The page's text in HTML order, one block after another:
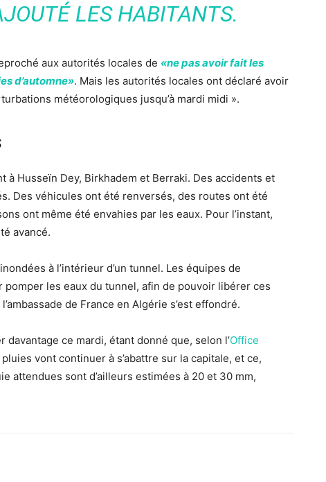
LES HABITANTS.
aux autorités locales de «ne pas avoir fait les
d’automne». Mais les autorités locales ont déclaré avoir
météorologiques jusqu’à mardi midi ».
à Husseïn Dey, Birkhadem et Berraki. Des accidents et
Des véhicules ont été renversés, des routes ont été
ont même été envahies par les eaux. Pour l’instant,
avancé.
à l’intérieur d’un tunnel. Les équipes de
pomper les eaux du tunnel, afin de pouvoir libérer ces
de France en Algérie s’est effondré.
ce mardi, étant donné que, selon l’Office
pluies vont continuer à s’abattre sur la capitale, et ce,
attendues sont d’ailleurs estimées à 20 et 30 mm,